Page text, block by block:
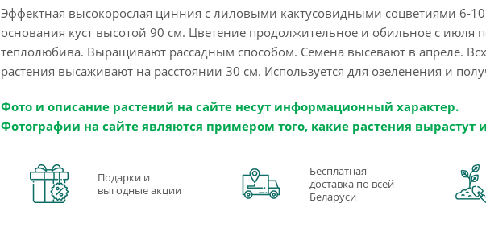
Эффектная высокорослая цинния с лиловыми кактусовидными соцветиями 6-
основания куст высотой 90 см. Цветение продолжительное и обильное с июля
теплолюбива. Выращивают рассадным способом. Семена высевают в апреле.
растения высаживают на расстоянии 30 см. Используется для озеленения и
Фото и описание растений на сайте несут информационный характер.
Фотографии на сайте являются примером того, какие растения вырастут
Подарки и
выгодные акции
Бесплатная
доставка по всей
Беларуси